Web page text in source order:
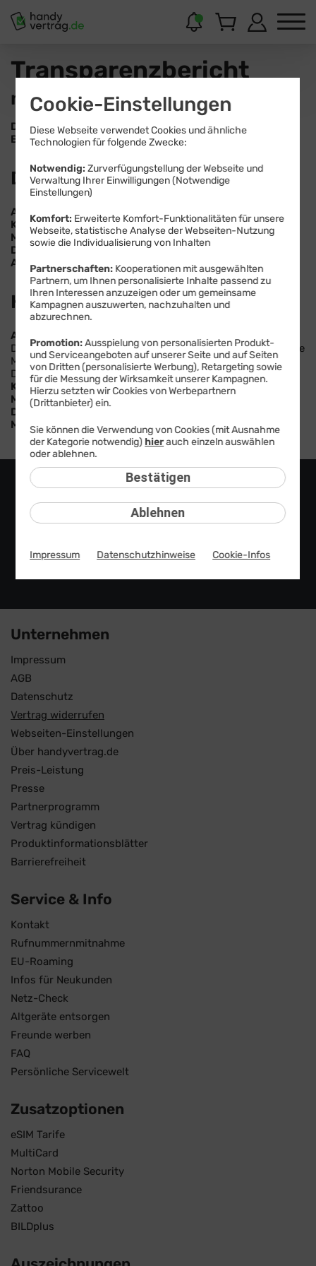
Transparenzbericht
nach Art. 15 Digital Services Act
Diensteanbieter: Drillisch Online GmbH
Berichtszeitraum:17.02.2024 – 31.12.2024
DNS-Sperren
Anzahl der von Behörden erhaltenen Anordnungen:
Kategorie:n/a
Mitgliedsstaat der Behörden:n/a
Durchschnittliche Dauer für die Umsetzung der
Anordnung:
n/a
Hostinginhalte
Anzahl der nach Art. 16 DSA erhaltenen Meldungen:
Davon durch vertrauenswürdige Hinweisgeber übermittelte
Meldungen: 0
Davon automatisiert verarbeitet: 0
Kategorie:n/a
Maßnahmen:n/a
Durchschnittliche Dauer für die Ergreifung der
Maßnahmen: n/a
Unternehmen
Impressum
AGB
Datenschutz
Vertrag widerrufen
Webseiten-Einstellungen
Über handyvertrag.de
Preis-Leistung
Presse
Partnerprogramm
Vertrag kündigen
Produktinformationsblätter
Barrierefreiheit
Service & Info
Kontakt
Rufnummernmitnahme
EU-Roaming
Infos für Neukunden
Netz-Check
Altgeräte entsorgen
Freunde werben
FAQ
Persönliche Servicewelt
Zusatzoptionen
eSIM Tarife
MultiCard
Norton Mobile Security
Friendsurance
Zattoo
BILDplus
Cookie-Einstellungen
Diese Webseite verwendet Cookies und ähnliche
Technologien für folgende Zwecke:
Notwendig: Zurverfügungstellung der Webseite und
Verwaltung Ihrer Einwilligungen (Notwendige
Einstellungen)
Komfort: Erweiterte Komfort-Funktionalitäten für unsere
Webseite, statistische Analyse der Webseiten-Nutzung
sowie die Individualisierung von Inhalten
Partnerschaften: Kooperationen mit ausgewählten
Partnern, um Ihnen personalisierte Inhalte passend zu
Ihren Interessen anzuzeigen oder um gemeinsame
Kampagnen auszuwerten, nachzuhalten und
abzurechnen.
Promotion:Ausspielung von personalisierten Produkt-
und Serviceangeboten auf unserer Seite und auf Seiten
von Dritten (personalisierte Werbung), Retargeting sowie
für die Messung der Wirksamkeit unserer Kampagnen.
Hierzu setzten wir Cookies von Werbepartnern
(Drittanbieter) ein.
Ablehnen
Sie können die Verwendung von Cookies (mit Ausnahme
der Kategorie notwendig) hierauch einzeln auswählen
oder ablehnen.
Bestätigen
Impressum Datenschutzhinweise Cookie-Infos